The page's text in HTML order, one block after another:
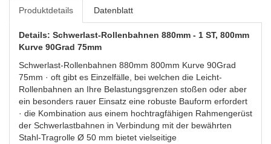
Produktdetails Datenblatt
Details: Schwerlast-Rollenbahnen 880mm - 1 ST, 800mm
Kurve 90Grad 75mm
Schwerlast-Rollenbahnen 880mm 800mm Kurve 90Grad
75mm · oft gibt es Einzelfälle, bei welchen die Leicht-
Rollenbahnen an Ihre Belastungsgrenzen stoßen oder aber
ein besonders rauer Einsatz eine robuste Bauform erfordert
· die Kombination aus einem hochtragfähigen Rahmengerüst
der Schwerlastbahnen in Verbindung mit der bewährten
Stahl-Tragrolle Ø 50 mm bietet vielseitige